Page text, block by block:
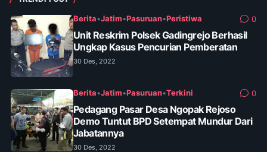
Berita•Jatim•Pasuruan•Peristiwa 0
Unit Reskrim Polsek Gadingrejo Berhasil
Ungkap Kasus Pencurian Pemberatan
30 Des, 2022
Berita•Jatim•Pasuruan•Terkini 0
Pedagang Pasar Desa Ngopak Rejoso
Demo Tuntut BPD Setempat Mundur Dari
Jabatannya
30 Des, 2022